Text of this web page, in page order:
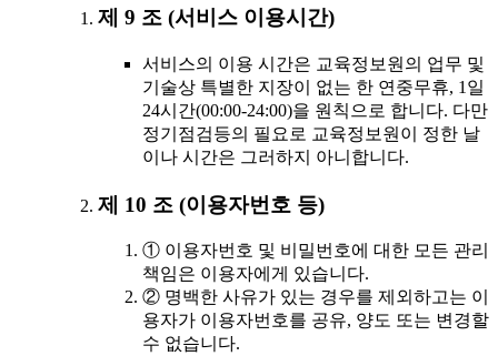
제 9 조 (서비스 이용시간)
서비스의 이용 시간은 교육정보원의 업무 및
기술상 특별한 지장이 없는 한 연중무휴, 1일
24시간(00:00-24:00)을 원칙으로 합니다. 다만
정기점검등의 필요로 교육정보원이 정한 날
이나 시간은 그러하지 아니합니다.
제 10 조 (이용자번호 등)
① 이용자번호 및 비밀번호에 대한 모든 관리
책임은 이용자에게 있습니다.
② 명백한 사유가 있는 경우를 제외하고는 이
용자가 이용자번호를 공유, 양도 또는 변경할
수 없습니다.